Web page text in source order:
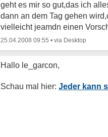
geht es mir so gut,das ich
dann an dem Tag gehen
vielleicht jeamdn einen
25.04.2008 09:55 •
Jeder kann